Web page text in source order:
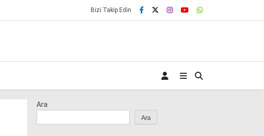
Bizi Takip Edin
Ara
Ara